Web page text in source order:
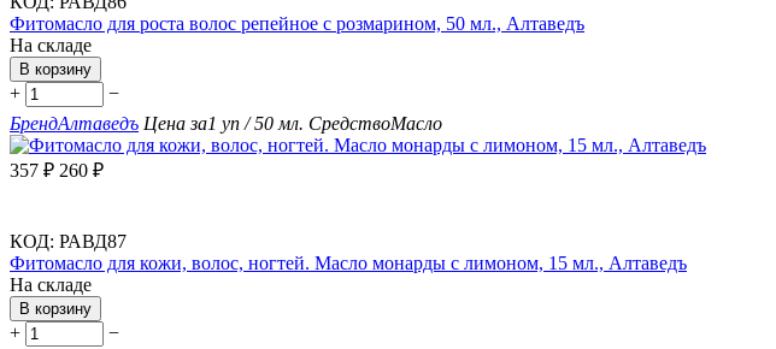
Фитомасло для роста волос репейное с розмарином, 50 мл., Алтаведъ
На складе
В корзину
+
−
БрендАлтаведъ Цена за1 уп / 50 мл. СредствоМасло
357 ₽ 260 ₽
КОД: РАВД87
Фитомасло для кожи, волос, ногтей. Масло монарды с лимоном, 15 мл., Алтаведъ
На складе
В корзину
+
−